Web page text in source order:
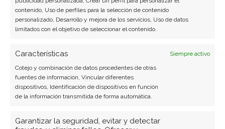
contenido, Uso de perfiles para la selección de contenido
personalizado, Desarrollo y mejora de los servicios, Uso de datos
limitados con el objetivo de seleccionar el contenido.
Características
Siempre activo
Cotejo y combinación de datos procedentes de otras
fuentes de información, Vincular diferentes
dispositivos, Identificación de dispositivos en función
de la información transmitida de forma automática.
Garantizar la seguridad, evitar y detectar
Analista tecnológica enfocada en innovación digital,
comercio electrónico y aplicaciones móviles.
Colaboradora habitual en medios especializados
Ver todos los artículos →